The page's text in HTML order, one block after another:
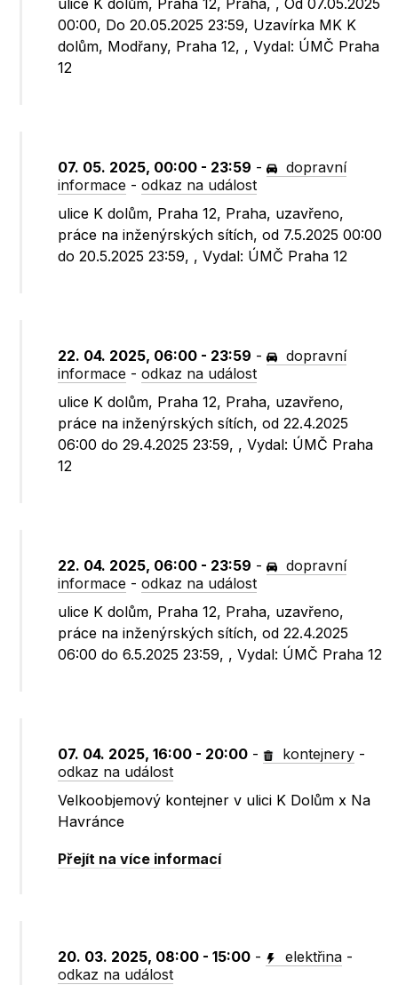
ulice K dolům, Praha 12, Praha, , Od 07.05.2025
00:00, Do 20.05.2025 23:59, Uzavírka MK K
dolům, Modřany, Praha 12, , Vydal: ÚMČ Praha
12
07. 05. 2025, 00:00 - 23:59 -
dopravní
informace -odkaz na událost
ulice K dolům, Praha 12, Praha, uzavřeno,
práce na inženýrských sítích, od 7.5.2025 00:00
do 20.5.2025 23:59, , Vydal: ÚMČ Praha 12
22. 04. 2025, 06:00 - 23:59 -
dopravní
informace -odkaz na událost
ulice K dolům, Praha 12, Praha, uzavřeno,
práce na inženýrských sítích, od 22.4.2025
06:00 do 29.4.2025 23:59, , Vydal: ÚMČ Praha
12
22. 04. 2025, 06:00 - 23:59 -
dopravní
informace -odkaz na událost
ulice K dolům, Praha 12, Praha, uzavřeno,
práce na inženýrských sítích, od 22.4.2025
06:00 do 6.5.2025 23:59, , Vydal: ÚMČ Praha 12
07. 04. 2025, 16:00 - 20:00 - kontejnery -
odkaz na událost
Velkoobjemový kontejner v ulici K Dolům x Na
Havránce
Přejít na více informací
20. 03. 2025, 08:00 - 15:00 - elektřina -
odkaz na událost